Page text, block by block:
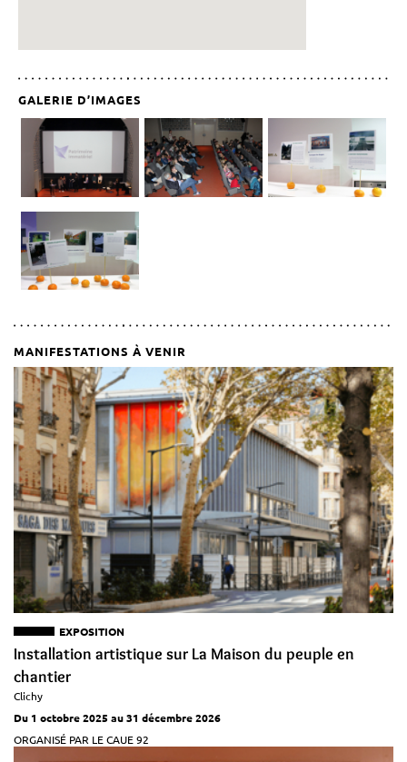
GALERIE D’IMAGES
MANIFESTATIONS À VENIR
EXPOSITION
Installation artistique sur La Maison du peuple en
chantier
Clichy
Du 1 octobre 2025 au 31 décembre 2026
ORGANISÉ PAR LE CAUE 92